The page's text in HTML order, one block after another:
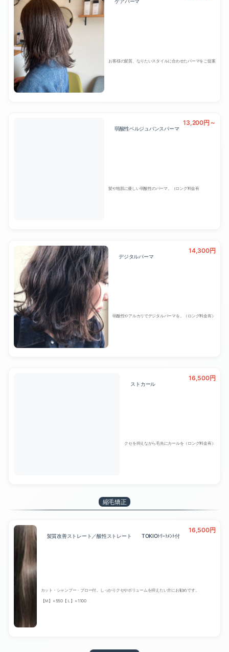
ケアパーマ
お客様の髪質、なりたいスタイルに合わせたパーマをご提案
弱酸性ベルジュバンスパーマ
13,200円～
髪や地肌に優しい弱酸性のパーマ。（ロング料金有
デジタルパーマ
14,300円
弱酸性やアルカリでデジタルパーマを。（ロング料金有）
ストカール
16,500円
クセを抑えながら毛先にカールを（ロング料金有）
縮毛矯正
髪質改善ストレート／酸性ストレート TOKIOﾄﾘｰﾄﾒﾝﾄ付
16,500円
カット・シャンプー・ブロー付。しっかりクセやボリュームを抑えたい方にお勧めです。
【Ｍ】+550【Ｌ】+1100